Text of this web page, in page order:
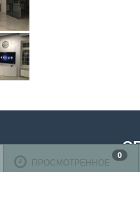
ПРОСМОТРЕННОЕ
0
Оплата